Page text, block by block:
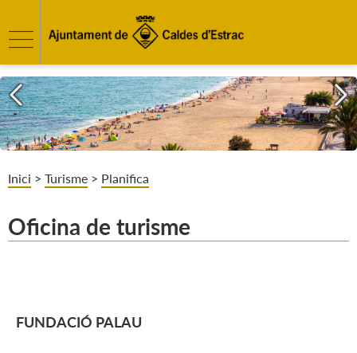
Inici > Turisme > Planifica
Oficina de turisme
FUNDACIÓ PALAU